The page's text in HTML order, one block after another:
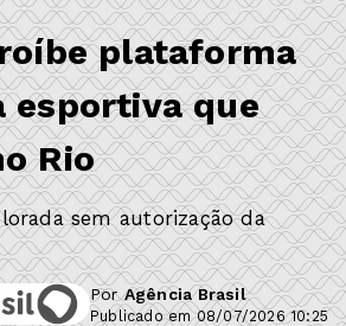
plataforma
esportiva que
Rio
sem autorização da
PorAgência Brasil
Publicado em 08/07/2026 10:25